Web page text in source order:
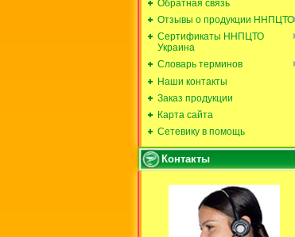
Обратная связь
Отзывы о продукции ННПЦТО
Сертификаты ННПЦТО
Украина
Словарь терминов
Наши контакты
Заказ продукции
Карта сайта
Сетевику в помощь
Контакты